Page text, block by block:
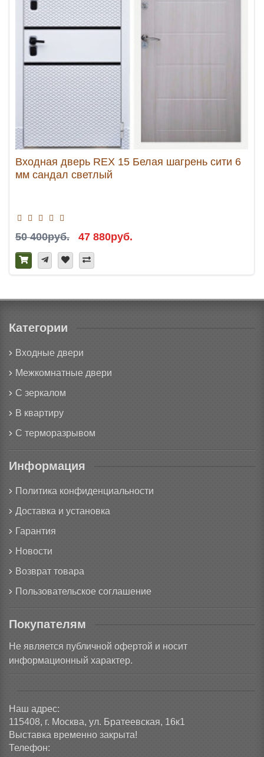
Входная дверь REX 15 Белая шагрень сити 6
мм сандал светлый
50 400руб. 47 880руб.
Категории
Входные двери
Межкомнатные двери
С зеркалом
В квартиру
С терморазрывом
Информация
Политика конфиденциальности
Доставка и установка
Гарантия
Новости
Возврат товара
Пользовательское соглашение
Покупателям
Не является публичной офертой и носит
информационный характер.
Наш адрес:
115408, г. Москва, ул. Братеевская, 16к1
Выставка временно закрыта!
Телефон: